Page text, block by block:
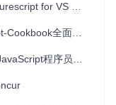
和持续的编译反馈
提高生产效率。
for VS Code
全面解析
程序员必读